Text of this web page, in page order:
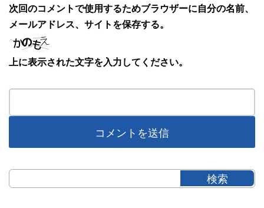
次回のコメントで使用するためブラウザーに自分の名前、
メールアドレス、サイトを保存する。
上に表示された文字を入力してください。